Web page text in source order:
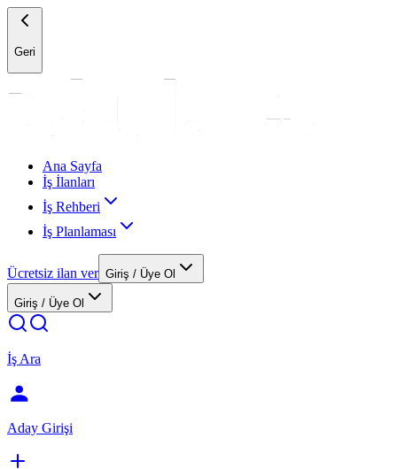
Geri
Ana Sayfa
İş İlanları
İş Rehberi
İş Planlaması
Ücretsiz ilan ver Giriş / Üye Ol
Giriş / Üye Ol
İş Ara
Aday Girişi